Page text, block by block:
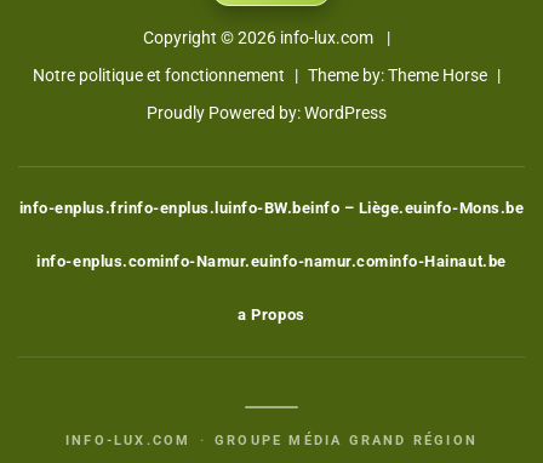
Copyright © 2026 info-lux.com
Notre politique et fonctionnement
Theme by:Theme Horse
Proudly Powered by:WordPress
info-enplus.frinfo-enplus.luinfo-BW.beinfo – Liège.euinfo-Mons.be
info-enplus.cominfo-Namur.euinfo-namur.cominfo-Hainaut.be
a Propos
INFO-LUX.COM · GROUPE MÉDIA GRAND RÉGION